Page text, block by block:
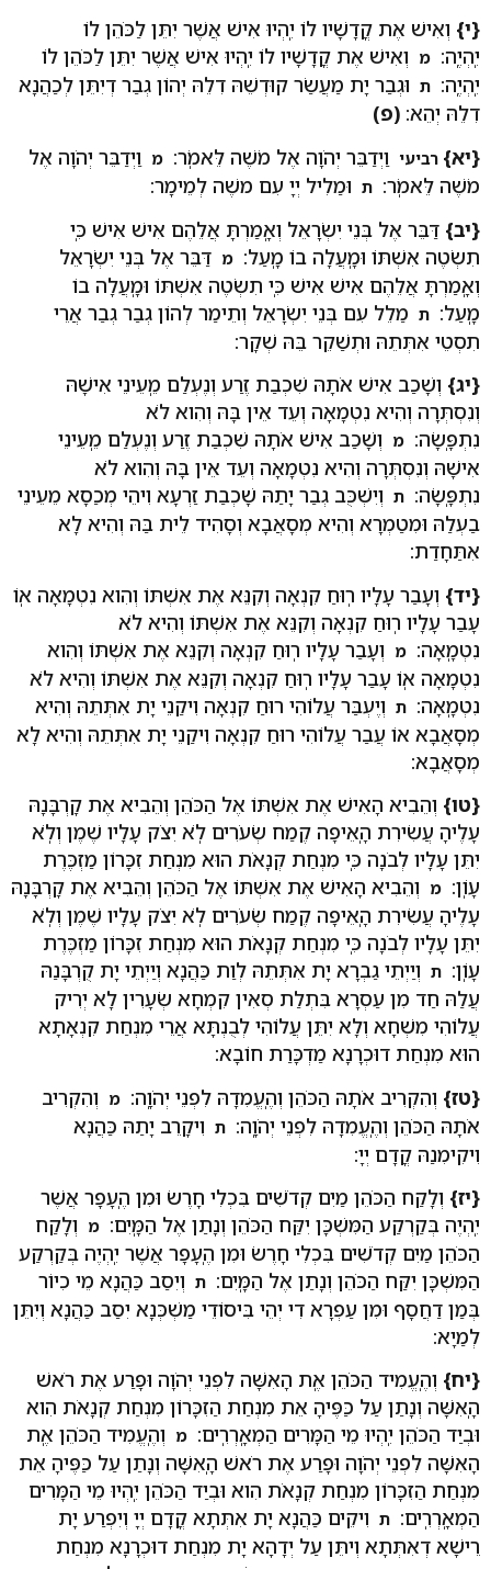
{י} וְאִישׁ אֶת קֳדָשָׁיו לוֹ יִֽהְיוּ אִישׁ אֲשֶׁר יִתֵּן לַכֹּהֵן לוֹ
יִֽהְיֶֽה: מ וְאִישׁ אֶת קֳדָשָׁיו לוֹ יִֽהְיוּ אִישׁ אֲשֶׁר יִתֵּן לַכֹּהֵן לוֹ
יִֽהְיֶֽה: ת וּגְבַר יָת מַעֲשַׂר קוּדְשֵׁהּ דִלֵהּ יְהוֹן גְבַר דְיִתֵּן לְכַהֲנָא
דִלֵהּ יְהֵא: (פ)
{יא} רביעי וַיְדַבֵּר יְהֹוָה אֶל מֹשֶׁה לֵּאמֹֽר: מ וַיְדַבֵּר יְהֹוָה אֶל
מֹשֶׁה לֵּאמֹֽר: ת וּמַלִיל יְיָ עִם משֶׁה לְמֵימָר:
{יב} דַּבֵּר אֶל בְּנֵי יִשְׂרָאֵל וְאָֽמַרְתָּ אֲלֵהֶם אִישׁ אִישׁ כִּֽי
תִשְׂטֶה אִשְׁתּוֹ וּמָֽעֲלָה בוֹ מָֽעַל: מ דַּבֵּר אֶל בְּנֵי יִשְׂרָאֵל
וְאָֽמַרְתָּ אֲלֵהֶם אִישׁ אִישׁ כִּֽי תִשְׂטֶה אִשְׁתּוֹ וּמָֽעֲלָה בוֹ
מָֽעַל: ת מַלֵל עִם בְּנֵי יִשְׂרָאֵל וְתֵימַר לְהוֹן גְבַר גְבַר אֲרֵי
תִסְטֵי אִתְּתֵהּ וּתְשַׁקֵר בֵּהּ שְׁקָר:
{יג} וְשָׁכַב אִישׁ אֹתָהּ שִׁכְבַת זֶרַע וְנֶעְלַם מֵֽעֵינֵי אִישָׁהּ
וְנִסְתְּרָה וְהִיא נִטְמָאָה וְעֵד אֵין בָּהּ וְהִוא לֹא
נִתְפָּֽשָׂה: מ וְשָׁכַב אִישׁ אֹתָהּ שִׁכְבַת זֶרַע וְנֶעְלַם מֵֽעֵינֵי
אִישָׁהּ וְנִסְתְּרָה וְהִיא נִטְמָאָה וְעֵד אֵין בָּהּ וְהִוא לֹא
נִתְפָּֽשָׂה: ת וְיִשְׁכֻּב גְבַר יָתַהּ שָׁכְבַת זַרְעָא וִיהֵי מְכַסָא מֵעֵינֵי
בַעְלַהּ וּמִטַמְרָא וְהִיא מְסָאֲבָא וְסָהִיד לֵית בַּהּ וְהִיא לָא
אִתַּחָדַת:
{יד} וְעָבַר עָלָיו רֽוּחַ קִנְאָה וְקִנֵּא אֶת אִשְׁתּוֹ וְהִוא נִטְמָאָה אֽוֹ
עָבַר עָלָיו רֽוּחַ קִנְאָה וְקִנֵּא אֶת אִשְׁתּוֹ וְהִיא לֹא
נִטְמָֽאָה: מ וְעָבַר עָלָיו רֽוּחַ קִנְאָה וְקִנֵּא אֶת אִשְׁתּוֹ וְהִוא
נִטְמָאָה אֽוֹ עָבַר עָלָיו רֽוּחַ קִנְאָה וְקִנֵּא אֶת אִשְׁתּוֹ וְהִיא לֹא
נִטְמָֽאָה: ת וְיֶעְבַּר עֲלוֹהִי רוּחַ קִנְאָה וִיקַנֵי יָת אִתְּתֵהּ וְהִיא
מְסָאֲבָא אוֹ עֲבַר עֲלוֹהִי רוּחַ קִנְאָה וִיקַנֵי יָת אִתְּתֵהּ וְהִיא לָא
מְסָאֲבָא:
{טו} וְהֵבִיא הָאִישׁ אֶת אִשְׁתּוֹ אֶל הַכֹּהֵן וְהֵבִיא אֶת קָרְבָּנָהּ
עָלֶיהָ עֲשִׂירִת הָֽאֵיפָה קֶמַח שְׂעֹרִים לֹֽא יִצֹק עָלָיו שֶׁמֶן וְלֹֽא
יִתֵּן עָלָיו לְבֹנָה כִּֽי מִנְחַת קְנָאֹת הוּא מִנְחַת זִכָּרוֹן מַזְכֶּרֶת
עָוֹֽן: מ וְהֵבִיא הָאִישׁ אֶת אִשְׁתּוֹ אֶל הַכֹּהֵן וְהֵבִיא אֶת קָרְבָּנָהּ
עָלֶיהָ עֲשִׂירִת הָֽאֵיפָה קֶמַח שְׂעֹרִים לֹֽא יִצֹק עָלָיו שֶׁמֶן וְלֹֽא
יִתֵּן עָלָיו לְבֹנָה כִּֽי מִנְחַת קְנָאֹת הוּא מִנְחַת זִכָּרוֹן מַזְכֶּרֶת
עָוֹֽן: ת וְיַיְתֵי גַבְרָא יָת אִתְּתֵהּ לְוַת כַּהֲנָא וְיַיְתֵי יָת קֻרְבָּנַהּ
עֲלַהּ חַד מִן עַסְרָא בִּתְלַת סְאִין קִמְחָא שְׂעָרִין לָא יְרִיק
עֲלוֹהִי מִשְׁחָא וְלָא יִתֵּן עֲלוֹהִי לְבֻנְתָּא אֲרֵי מִנְחַת קִנְאָתָא
הוּא מִנְחַת דוּכְרָנָא מַדְכָּרַת חוֹבָא:
{טז} וְהִקְרִיב אֹתָהּ הַכֹּהֵן וְהֶֽעֱמִדָהּ לִפְנֵי יְהֹוָֽה: מ וְהִקְרִיב
אֹתָהּ הַכֹּהֵן וְהֶֽעֱמִדָהּ לִפְנֵי יְהֹוָֽה: ת וִיקָרֵב יָתַהּ כַּהֲנָא
וִיקִימִנַהּ קֳדָם יְיָ:
{יז} וְלָקַח הַכֹּהֵן מַיִם קְדֹשִׁים בִּכְלִי חָרֶשׂ וּמִן הֶֽעָפָר אֲשֶׁר
יִֽהְיֶה בְּקַרְקַע הַמִּשְׁכָּן יִקַּח הַכֹּהֵן וְנָתַן אֶל הַמָּֽיִם: מ וְלָקַח
הַכֹּהֵן מַיִם קְדֹשִׁים בִּכְלִי חָרֶשׂ וּמִן הֶֽעָפָר אֲשֶׁר יִֽהְיֶה בְּקַרְקַע
הַמִּשְׁכָּן יִקַּח הַכֹּהֵן וְנָתַן אֶל הַמָּֽיִם: ת וְיִסַב כַּהֲנָא מֵי כִיוֹר
בְּמַן דַחֲסָף וּמִן עַפְרָא דִי יְהֵי בִּיסוֹדֵי מַשְׁכְּנָא יִסַב כַּהֲנָא וְיִתֵּן
לְמַיָא:
{יח} וְהֶֽעֱמִיד הַכֹּהֵן אֶֽת הָאִשָּׁה לִפְנֵי יְהֹוָה וּפָרַע אֶת רֹאשׁ
הָֽאִשָּׁה וְנָתַן עַל כַּפֶּיהָ אֵת מִנְחַת הַזִכָּרוֹן מִנְחַת קְנָאֹת הִוא
וּבְיַד הַכֹּהֵן יִֽהְיוּ מֵי הַמָּרִים הַמְאָֽרְרִֽים: מ וְהֶֽעֱמִיד הַכֹּהֵן אֶֽת
הָאִשָּׁה לִפְנֵי יְהֹוָה וּפָרַע אֶת רֹאשׁ הָֽאִשָּׁה וְנָתַן עַל כַּפֶּיהָ אֵת
מִנְחַת הַזִכָּרוֹן מִנְחַת קְנָאֹת הִוא וּבְיַד הַכֹּהֵן יִֽהְיוּ מֵי הַמָּרִים
הַמְאָֽרְרִֽים: ת וִיקֵים כַּהֲנָא יָת אִתְּתָא קֳדָם יְיָ וְיִפְרַע יָת
רֵישָׁא דְאִתְּתָא וְיתֵּן עַל יְדָהָא יָת מִנְחַת דוּכְרָנָא מִנְחַת